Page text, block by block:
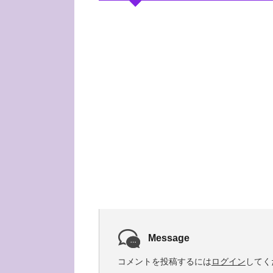
Message
コメントを投稿するにはログイン して